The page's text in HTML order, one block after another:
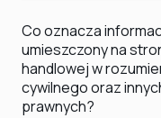
Co oznacza
umieszczony na
handlowej w
cywilnego oraz
prawnych?